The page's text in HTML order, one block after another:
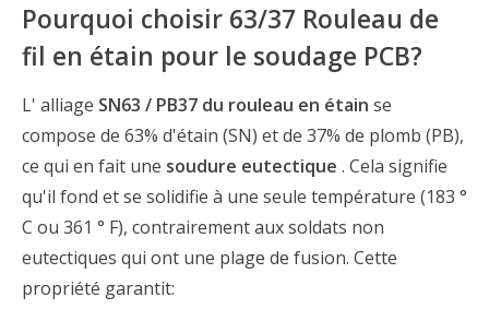
Pourquoi choisir 63/37 Rouleau de
fil en étain pour le soudage PCB?
L' alliage SN63 / PB37 du rouleau en étain se
compose de 63% d'étain (SN) et de 37% de plomb (PB),
ce qui en fait une soudure eutectique . Cela signifie
qu'il fond et se solidifie à une seule température (183 °
C ou 361 ° F), contrairement aux soldats non
eutectiques qui ont une plage de fusion. Cette
propriété garantit: